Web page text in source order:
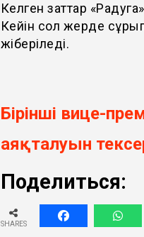
Келген заттар
Кейін сол жерде
жіберіледі.
Бірінші вице-
аяқталуын
Поделиться:
SHARES